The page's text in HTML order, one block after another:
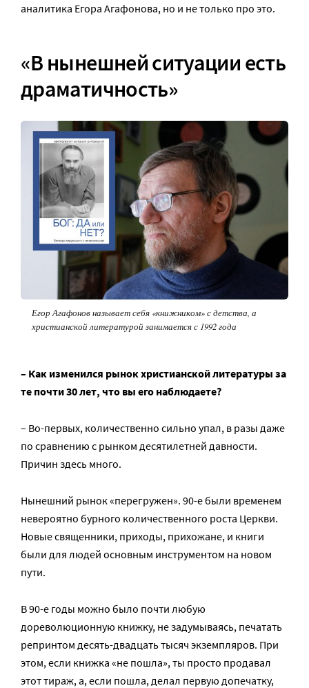
аналитика Егора Агафонова, но и не только про это.
«В нынешней ситуации есть
драматичность»
Егор Агафонов называет себя «книжником» с детства, а
христианской литературой занимается с 1992 года
– Как изменился рынок христианской литературы за
те почти 30 лет, что вы его наблюдаете?
– Во-первых, количественно сильно упал, в разы даже
по сравнению с рынком десятилетней давности.
Причин здесь много.
Нынешний рынок «перегружен». 90-е были временем
невероятно бурного количественного роста Церкви.
Новые священники, приходы, прихожане, и книги
были для людей основным инструментом на новом
пути.
В 90-е годы можно было почти любую
дореволюционную книжку, не задумываясь, печатать
репринтом десять-двадцать тысяч экземпляров. При
этом, если книжка «не пошла», ты просто продавал
этот тираж, а, если пошла, делал первую допечатку,